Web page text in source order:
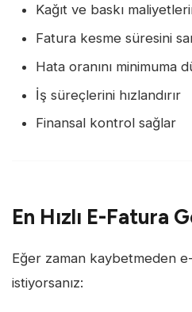
Kağıt ve baskı
Fatura kesme süresini
Hata oranını minimuma
İş süreçlerini hızlandırır
Finansal kontrol sağlar
En Hızlı E-Fatura
Eğer zaman kaybetmeden
istiyorsanız: